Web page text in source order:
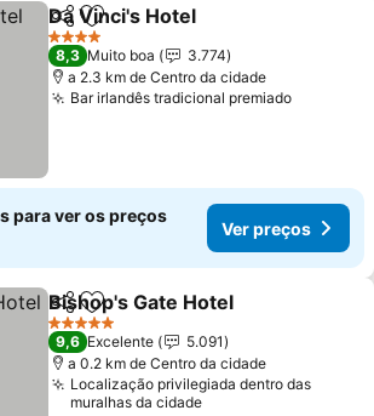
PartilharAdicionar aos favoritos
Da Vinci's Hotel
4 Estrelas
8,3 Muito boa
3.774
a 2.3 km de Centro da cidade
Bar irlandês tradicional premiado
para ver os preços
Ver preços
PartilharAdicionar aos favoritos
Bishop's Gate Hotel
5 Estrelas
9,6 Excelente
5.091
a 0.2 km de Centro da cidade
Localização privilegiada dentro das
muralhas da cidade